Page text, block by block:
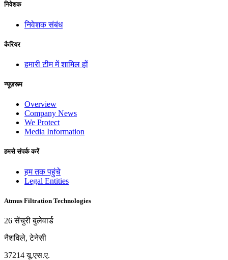
निवेशक
निवेशक संबंध
कैरियर
हमारी टीम में शामिल हों
न्यूज़रूम
Overview
Company News
We Protect
Media Information
हमसे संपर्क करें
हम तक पहुंचे
Legal Entities
Atmus Filtration Technologies
26 सेंचुरी बुलेवार्ड
नैशविले, टेनेसी
37214 यू.एस.ए.